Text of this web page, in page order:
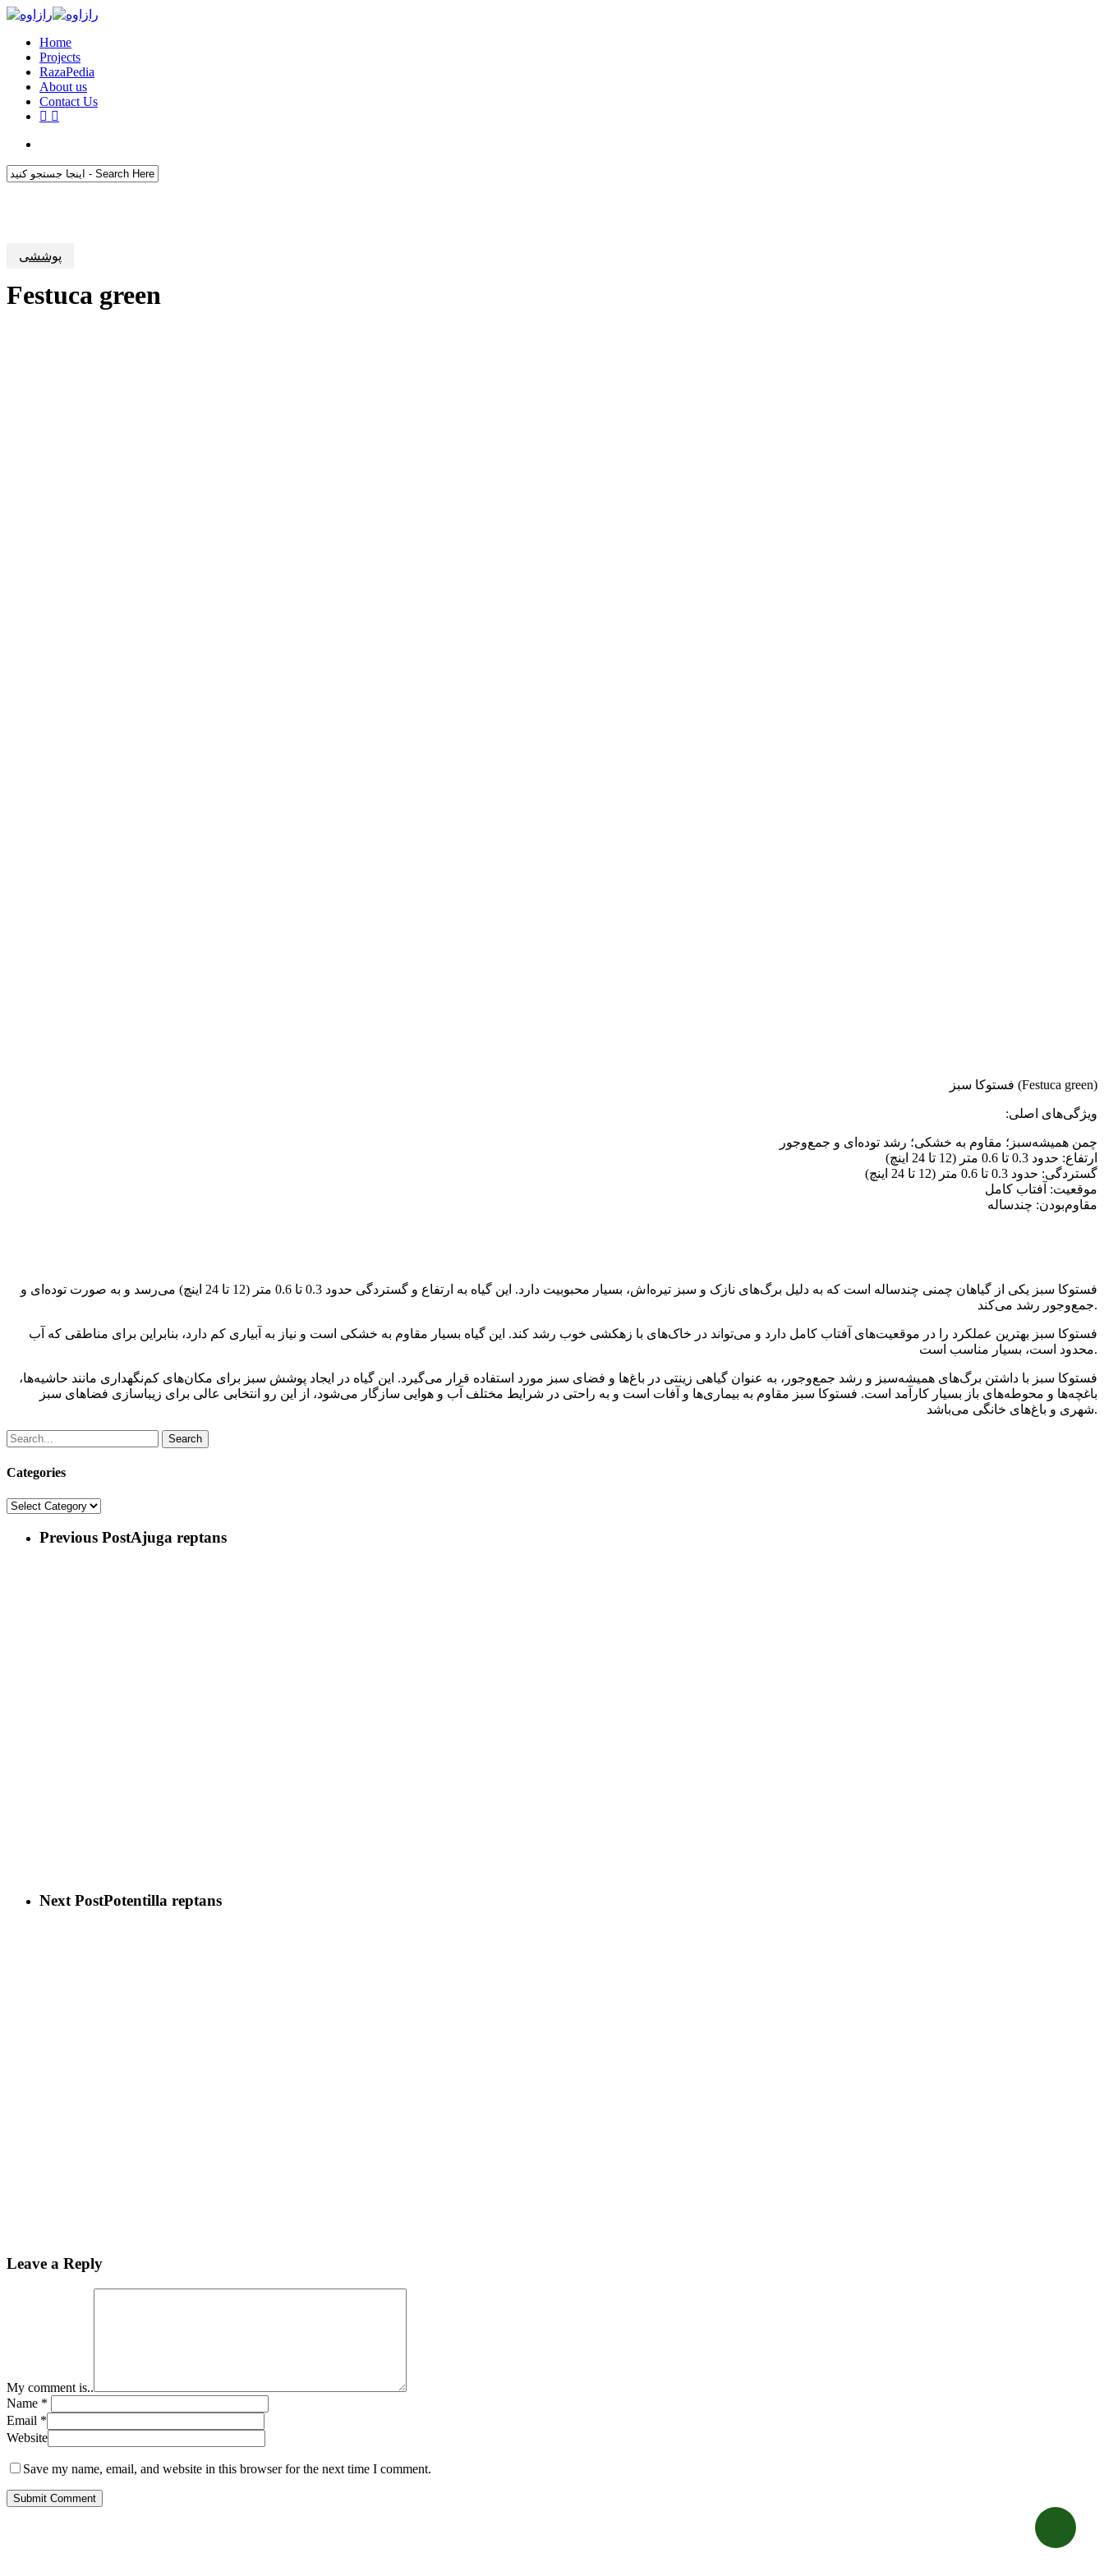
Skip
main
content
search
Menu
Home
Projects
RazaPedia
About us
Contact Us
instagram
whatsapp
پوششی
Festuca green
فستوکا سبز (Festuca green)
:ویژگی‌های اصلی
چمن همیشه‌سبز؛ مقاوم به خشکی؛ رشد توده‌ای و جمع‌وجور
ارتفاع: حدود 0.3 تا 0.6 متر (12 تا 24 اینچ)
گستردگی: حدود 0.3 تا 0.6 متر (12 تا 24 اینچ)
موقعیت: آفتاب کامل
مقاوم‌بودن: چندساله
فستوکا سبز یکی از گیاهان چمنی چندساله است که به دلیل برگ‌های نازک و سبز تیره‌اش، بسیار محبوبیت دارد. این گیاه به ارتفاع و گستردگی حدود 0.3 تا 0.6 متر (12 تا 24 اینچ) می‌رسد و به صورت توده‌ای و
جمع‌وجور رشد می‌کند.
فستوکا سبز بهترین عملکرد را در موقعیت‌های آفتاب کامل دارد و می‌تواند در خاک‌های با زهکشی خوب رشد کند. این گیاه بسیار مقاوم به خشکی است و نیاز به آبیاری کم دارد، بنابراین برای مناطقی که آب
محدود است، بسیار مناسب است.
فستوکا سبز با داشتن برگ‌های همیشه‌سبز و رشد جمع‌وجور، به عنوان گیاهی زینتی در باغ‌ها و فضای سبز مورد استفاده قرار می‌گیرد. این گیاه در ایجاد پوشش سبز برای مکان‌های کم‌نگهداری مانند حاشیه‌ها،
باغچه‌ها و محوطه‌های باز بسیار کارآمد است. فستوکا سبز مقاوم به بیماری‌ها و آفات است و به راحتی در شرایط مختلف آب و هوایی سازگار می‌شود، از این رو انتخابی عالی برای زیباسازی فضاهای سبز
شهری و باغ‌های خانگی می‌باشد.
Search
Categories
Categories
Previous PostAjuga reptans
Next PostPotentilla reptans
Leave a Reply
My comment is..
Name *
Email *
Website
Save my name, email, and website in this browser for the next time I comment.